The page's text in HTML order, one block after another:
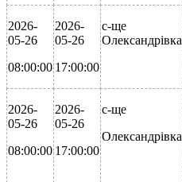
2026-
05-26
08:00:00
2026-
05-26
17:00:00
с-ще
Олександрівка
2026-
05-26
08:00:00
2026-
05-26
17:00:00
с-ще
Олександрівка